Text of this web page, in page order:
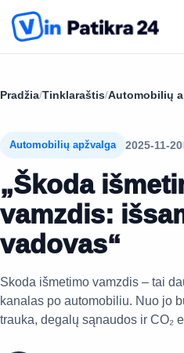
Pradžia/Tinklaraštis/Automobilių
Automobilių apžvalga 2025-11-20
„Škoda
vamzdis:
vadovas“
Skoda išmetimo vamzdis – tai
kanalas po automobiliu. Nuo jo
trauka, degalų sąnaudos ir CO₂